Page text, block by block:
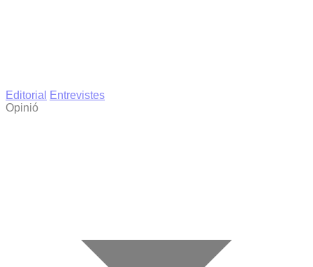
Editorial
Entrevistes
Opinió